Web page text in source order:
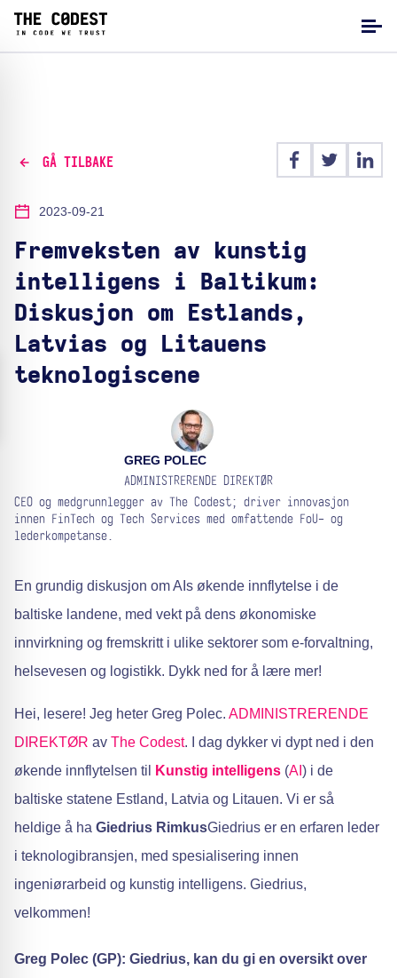
GÅ TILBAKE
2023-09-21
Fremveksten av kunstig
intelligens i Baltikum:
Diskusjon om Estlands,
Latvias og Litauens
teknologiscene
GREG POLEC
ADMINISTRERENDE DIREKTØR
CEO og medgrunnlegger av The Codest; driver innovasjon
innen FinTech og Tech Services med omfattende FoU- og
lederkompetanse.
En grundig diskusjon om AIs økende innflytelse i de
baltiske landene, med vekt på dens økonomiske
innvirkning og fremskritt i ulike sektorer som e-forvaltning,
helsevesen og logistikk. Dykk ned for å lære mer!
Hei, lesere! Jeg heter Greg Polec. ADMINISTRERENDE
DIREKTØR av The Codest. I dag dykker vi dypt ned i den
økende innflytelsen til
Kunstig intelligens (AI ) i de
baltiske statene Estland, Latvia og Litauen. Vi er så
heldige å ha Giedrius RimkusGiedrius er en erfaren leder
i teknologibransjen, med spesialisering innen
ingeniørarbeid og kunstig intelligens. Giedrius,
velkommen!
Greg Polec (GP): Giedrius, kan du gi en oversikt over